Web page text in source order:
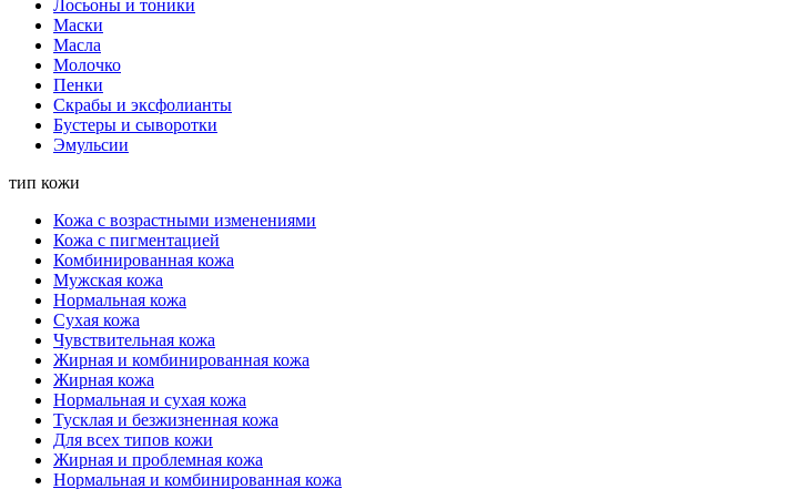
Лосьоны и тоники
Маски
Масла
Молочко
Пенки
Скрабы и эксфолианты
Бустеры и сыворотки
Эмульсии
тип кожи
Кожа с возрастными изменениями
Кожа с пигментацией
Комбинированная кожа
Мужская кожа
Нормальная кожа
Сухая кожа
Чувствительная кожа
Жирная и комбинированная кожа
Жирная кожа
Нормальная и сухая кожа
Тусклая и безжизненная кожа
Для всех типов кожи
Жирная и проблемная кожа
Нормальная и комбинированная кожа